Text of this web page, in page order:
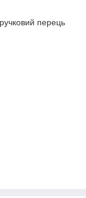
перець